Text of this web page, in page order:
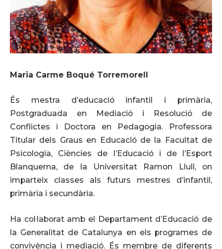
Maria Carme Boqué Torremorell
És mestra d’educació infantil i primària,
Postgraduada en Mediació i Resolució de
Conflictes i Doctora en Pedagogia. Professora
Titular dels Graus en Educació de la Facultat de
Psicologia, Ciències de l’Educació i de l’Esport
Blanquerna, de la Universitat Ramon Llull, on
imparteix classes als futurs mestres d’infantil,
primària i secundària.
Ha col·laborat amb el Departament d’Educació de
la Generalitat de Catalunya en els programes de
convivència i mediació. És membre de diferents